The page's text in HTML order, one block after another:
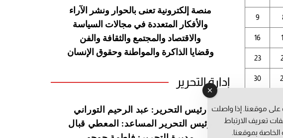
9
16
23
30
منصة إلكترونية تعنى بالحوار ونشر
الآراء
والأفكار المتعددة في مجالات السياسة
والاقتصاد والمجتمع والثقافة والفن
وقضايا الذاكرة والمواطنة وحقوق الإنسان
إدارة التحرير
رئيس التحرير: عبد الرحيم التوراني
رئيس التحرير المساعد: المعطي قبال
موقعنا. إذا واصلت
تعريف الارتباط
الخاصة بموقعنا.